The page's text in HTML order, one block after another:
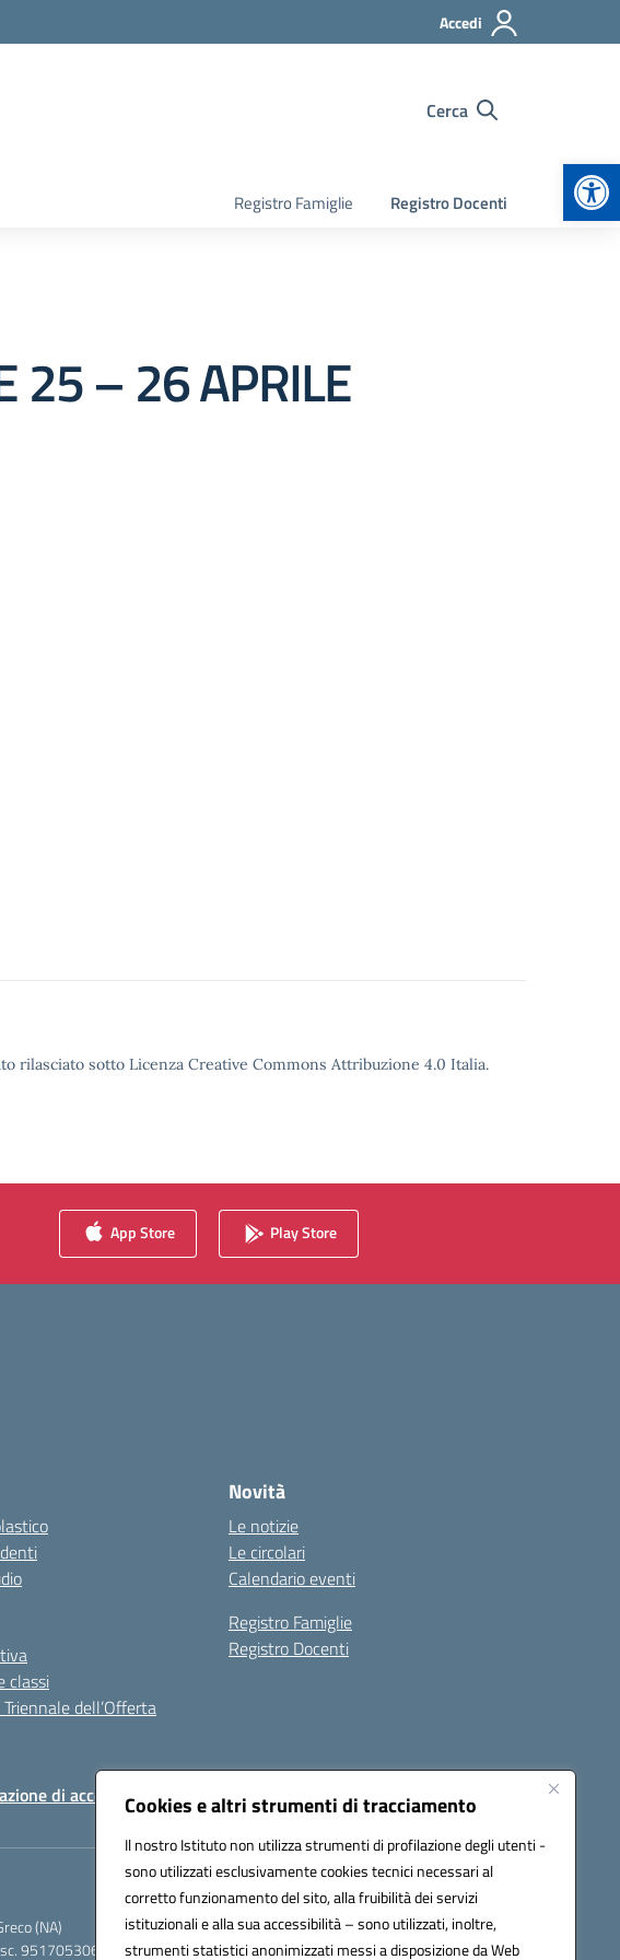
Cookies e altri strumenti di tracciamento
Il nostro Istituto non utilizza strumenti di profilazione degli utenti -
sono utilizzati esclusivamente cookies tecnici necessari al
corretto funzionamento del sito, alla fruibilità dei servizi
istituzionali e alla sua accessibilità – sono utilizzati, inoltre,
strumenti statistici anonimizzati messi a disposizione da Web
Accedi
Cerca
Registro Famiglie Registro Docenti
25 – 26 APRILE
rilasciato sotto Licenza Creative Commons Attribuzione 4.0 Italia.
App Store Play Store
classi
dell’Offerta
Novità
Le notizie
Le circolari
Calendario eventi
Registro Famiglie
Registro Docenti
di accessibilità Note legali
(NA)
95170530638